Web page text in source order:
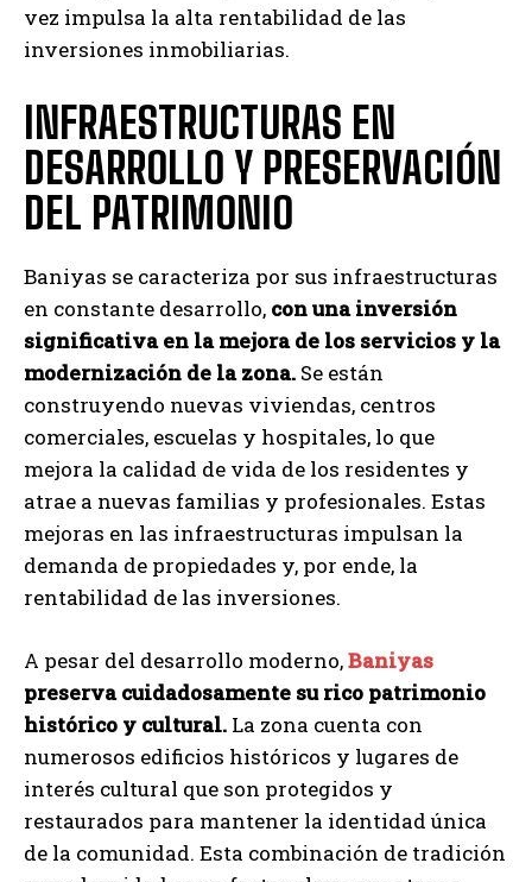
vez impulsa la alta rentabilidad de las
inversiones inmobiliarias.
INFRAESTRUCTURAS EN
DESARROLLO Y PRESERVACIÓN
DEL PATRIMONIO
Baniyas se caracteriza por sus infraestructuras
en constante desarrollo, con una inversión
significativa en la mejora de los servicios y la
modernización de la zona. Se están
construyendo nuevas viviendas, centros
comerciales, escuelas y hospitales, lo que
mejora la calidad de vida de los residentes y
atrae a nuevas familias y profesionales. Estas
mejoras en las infraestructuras impulsan la
demanda de propiedades y, por ende, la
rentabilidad de las inversiones.
A pesar del desarrollo moderno,Baniyas
preserva cuidadosamente su rico patrimonio
histórico y cultural. La zona cuenta con
numerosos edificios históricos y lugares de
interés cultural que son protegidos y
restaurados para mantener la identidad única
de la comunidad. Esta combinación de tradición